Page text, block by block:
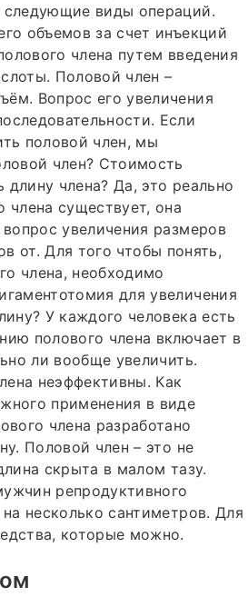
следующие виды операций.
объемов за счет инъекций
члена путем введения
Половой член –
Вопрос его увеличения
Если
половой член, мы
член? Стоимость
члена? Да, это реально
члена существует, она
увеличения размеров
от. Для того чтобы понять,
члена, необходимо
для увеличения
У каждого человека есть
полового члена включает в
ли вообще увеличить.
неэффективны. Как
применения в виде
члена разработано
Половой член – это не
скрыта в малом тазу.
репродуктивного
несколько сантиметров. Для
которые можно.